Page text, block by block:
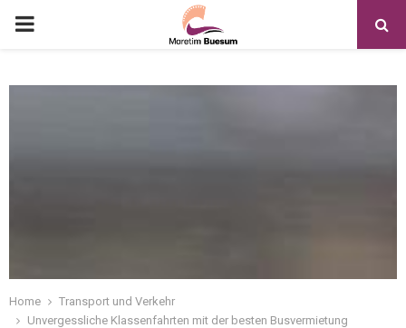
Home
Transport und Verkehr
Unvergessliche Klassenfahrten mit der besten Busvermietung